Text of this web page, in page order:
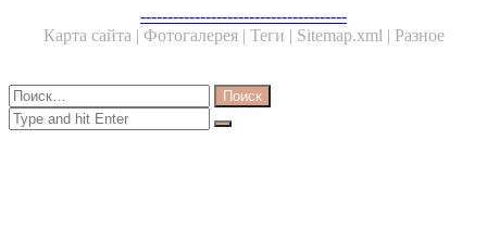
--------------------------------------
Карта сайта | Фотогалерея | Теги | Sitemap.xml | Разное
Close
Найти:
Close
Search